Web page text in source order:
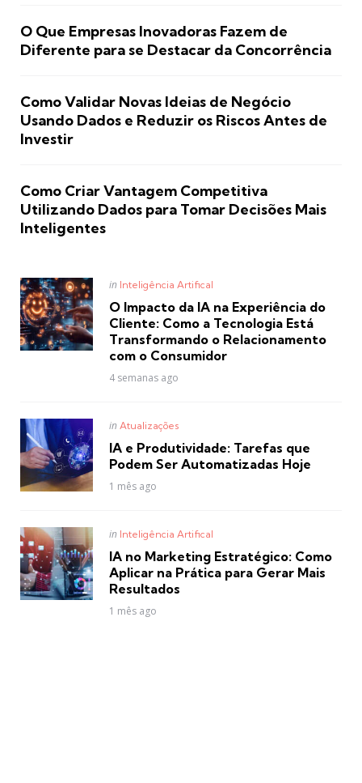
O Que Empresas Inovadoras Fazem de
Diferente para se Destacar da Concorrência
Como Validar Novas Ideias de Negócio
Usando Dados e Reduzir os Riscos Antes de
Investir
Como Criar Vantagem Competitiva
Utilizando Dados para Tomar Decisões Mais
Inteligentes
Posted
in Inteligência Artifical
O Impacto da IA na Experiência do
Cliente: Como a Tecnologia Está
Transformando o Relacionamento
com o Consumidor
4 semanas ago
Posted
in Atualizações
IA e Produtividade: Tarefas que
Podem Ser Automatizadas Hoje
1 mês ago
Posted
in Inteligência Artifical
IA no Marketing Estratégico: Como
Aplicar na Prática para Gerar Mais
Resultados
1 mês ago